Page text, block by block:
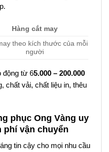
Hàng cắt may
theo kích thước của mỗi
người
động từ 65.000 – 200.000
chất vải, chất liệu in, thêu
phục Ong Vàng uy
vận chuyển
tin cậy cho mọi nhu cầu